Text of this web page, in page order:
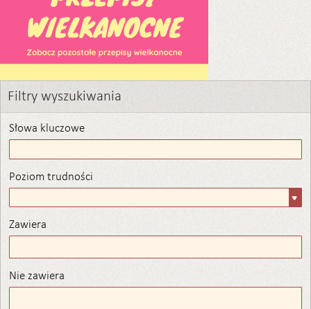
Filtry wyszukiwania
Słowa kluczowe
Poziom trudności
trudności
Zawiera
Nie zawiera